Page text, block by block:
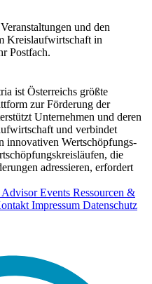
und den
Kreislaufwirtschaft in
Postfach.
ist Österreichs größte
zur Förderung der
Unternehmen und deren
und verbindet
innovativen Wertschöpfungs-
die
adressieren, erfordert
AdvisorEvents Ressourcen &
Impressum Datenschutz